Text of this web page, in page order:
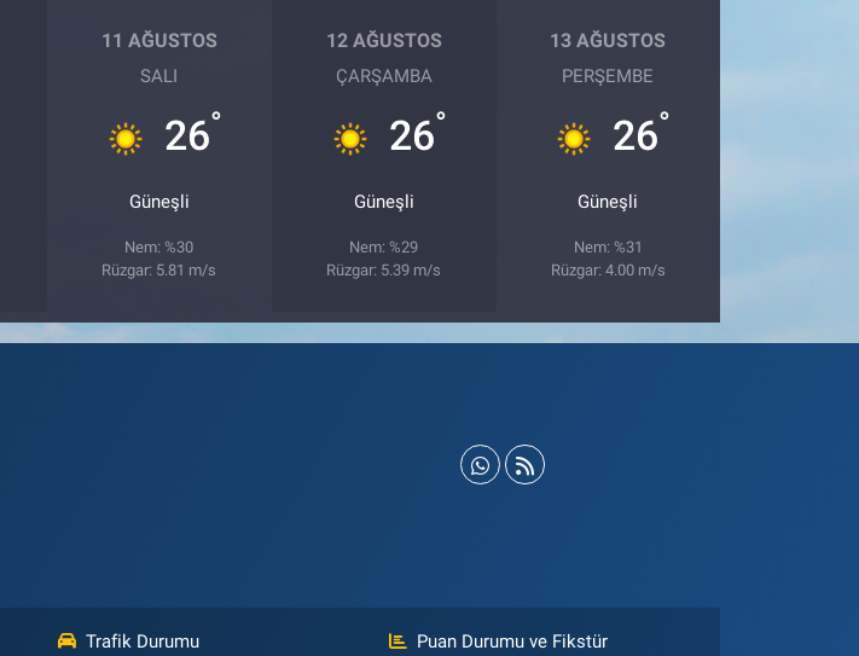
11 AĞUSTOS
SALI
26°
Güneşli
Nem: %30
Rüzgar: 5.81 m/s
12 AĞUSTOS
ÇARŞAMBA
26°
Güneşli
Nem: %29
Rüzgar: 5.39 m/s
13 AĞUSTOS
PERŞEMBE
26°
Güneşli
Nem: %31
Rüzgar: 4.00 m/s
Trafik Durumu Puan Durumu ve Fikstür